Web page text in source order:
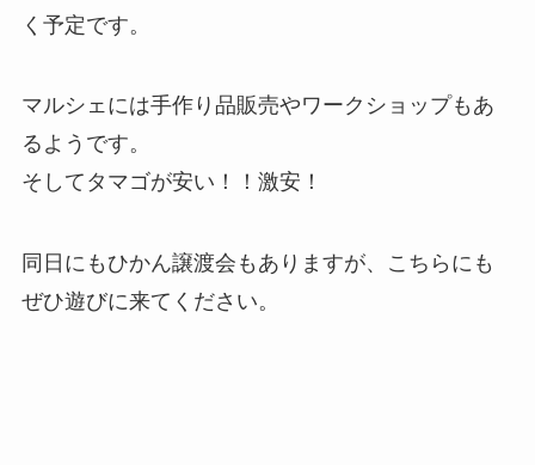
く予定です。
マルシェには手作り品販売やワークショップもあ
るようです。
そしてタマゴが安い！！激安！
同日にもひかん譲渡会もありますが、こちらにも
ぜひ遊びに来てください。